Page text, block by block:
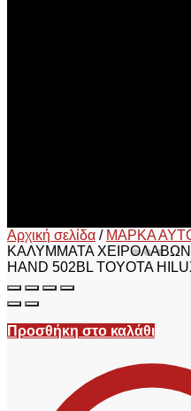
Αρχική σελίδα / ΜΑΡΚΑ
ΚΑΛΥΜΜΑΤΑ
HAND 502BL TOYOTA
Προσθήκη στο καλάθι